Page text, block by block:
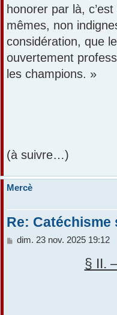
honorer par là,
mêmes, non
considération, que
ouvertement
les champions. »
(à suivre…)
Mercè
Re: Catéchisme
M
dim. 23 nov. 2025 19:12
§ II.